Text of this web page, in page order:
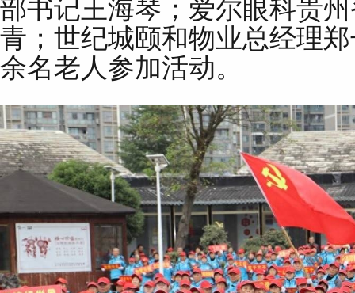
部书记王海琴；爱尔眼科贵
青；世纪城颐和物业总经理
余名老人参加活动。